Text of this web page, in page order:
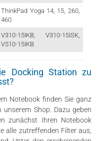
ThinkPad Yoga 14, 15, 260,
460
V310-15IKB, V310-15ISK,
V510-15IKB
Docking Station zu
Notebook finden Sie ganz
Shop. Dazu geben
zunächst Ihren Notebook
alle zutreffenden Filter aus,